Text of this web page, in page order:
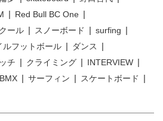
Red Bull BC One
ール スノーボード
surfing
ルフットボール
ダンス
チ クライミング
INTERVIEW
BMX サーフィン
スケートボード